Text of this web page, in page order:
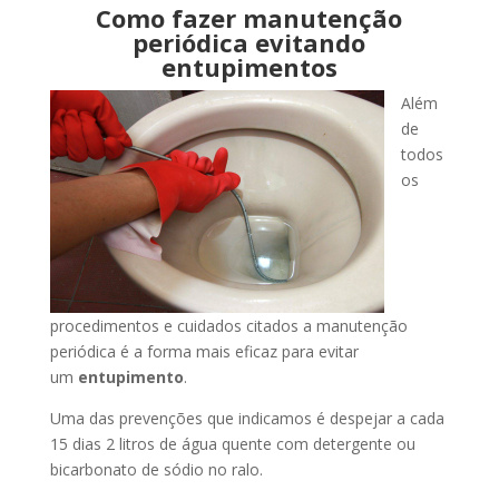
Como fazer manutenção
periódica evitando
entupimentos
Além
de
todos
os
procedimentos e cuidados citados a manutenção
periódica é a forma mais eficaz para evitar
um entupimento.
Uma das prevenções que indicamos é despejar a cada
15 dias 2 litros de água quente com detergente ou
bicarbonato de sódio no ralo.